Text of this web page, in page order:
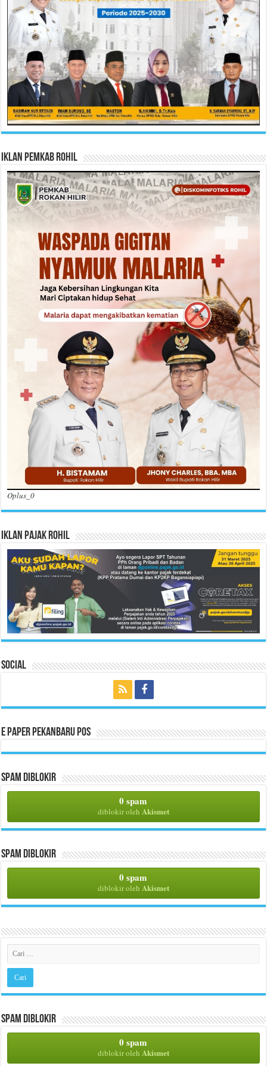
Iklan Pemkab Rohil
Oplus_0
Iklan Pajak Rohil
Social
E Paper Pekanbaru Pos
Spam Diblokir
0 spam
diblokir oleh Akismet
Spam Diblokir
0 spam
diblokir oleh Akismet
Spam Diblokir
0 spam
diblokir oleh Akismet